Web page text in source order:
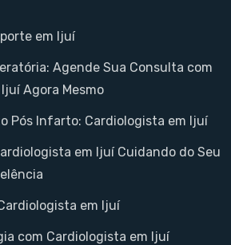
em Ijuí
Agende Sua Consulta com
Agora Mesmo
Pós Infarto: Cardiologista em Ijuí
em Ijuí Cuidando do Seu
em Ijuí
com Cardiologista em Ijuí